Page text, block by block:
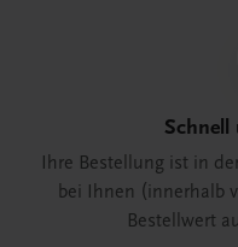
Schnell
Ihre Bestellung ist in
bei Ihnen (innerhalb
Bestellwert